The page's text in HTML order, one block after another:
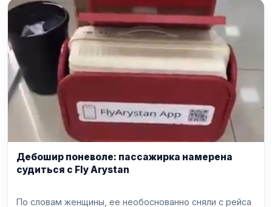
Дебошир поневоле: пассажирка намерена
судиться с Fly Arystan
По словам женщины, ее необоснованно сняли с рейса